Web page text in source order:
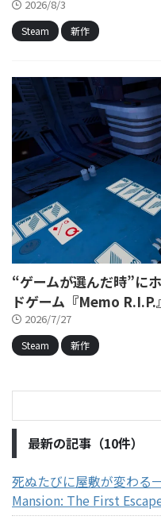
2026/8/3
Steam 新作
“ゲームが選んだ時”に
ドゲーム『Memo
2026/7/27
Steam 新作
最新の記事（10件）
死ぬたびに屋敷が変わる
Mansion: The First